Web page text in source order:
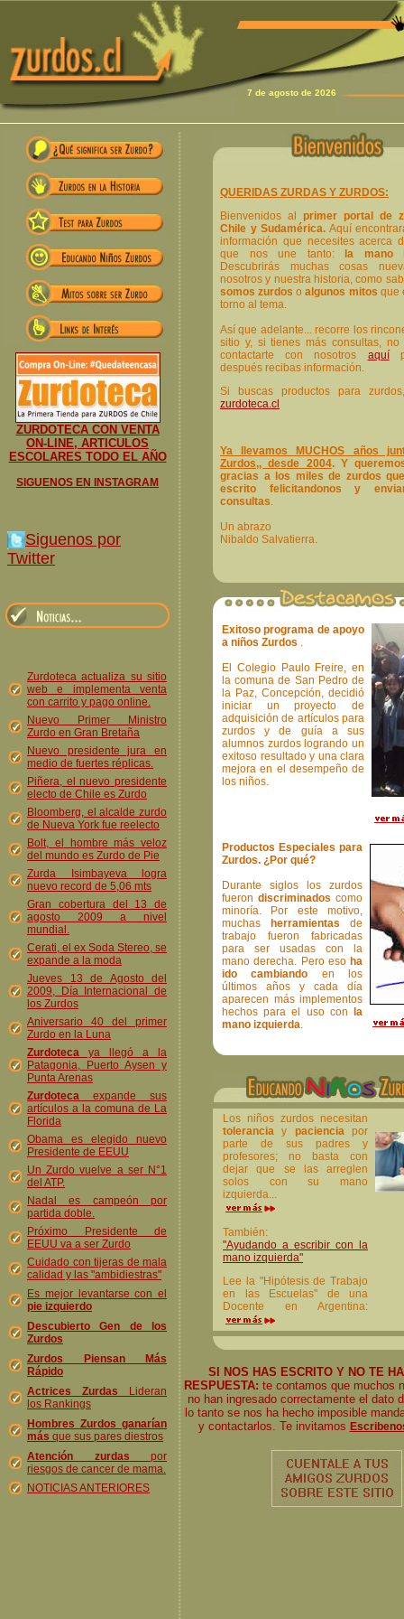
7 de agosto de 2026
ZURDOTECA CON VENTA
ON-LINE, ARTICULOS
ESCOLARES TODO EL AÑO
SIGUENOS EN INSTAGRAM
Siguenos por
Twitter
Zurdoteca actualiza su sitio
web e implementa venta
con carrito y pago online.
Nuevo Primer Ministro
Zurdo en Gran Bretaña
Nuevo presidente jura en
medio de fuertes réplicas.
Piñera, el nuevo presidente
electo de Chile es Zurdo
Bloomberg, el alcalde zurdo
de Nueva York fue reelecto
Bolt, el hombre más veloz
del mundo es Zurdo de Pie
Zurda Isimbayeva logra
nuevo record de 5,06 mts
Gran cobertura del 13 de
agosto 2009 a nivel
mundial.
Cerati, el ex Soda Stereo, se
expande a la moda
Jueves 13 de Agosto del
2009, Día Internacional de
los Zurdos
Aniversario 40 del primer
Zurdo en la Luna
Zurdoteca ya llegó a la
Patagonia, Puerto Aysen y
Punta Arenas
Zurdoteca expande sus
artículos a la comuna de La
Florida
Obama es elegido nuevo
Presidente de EEUU
Un Zurdo vuelve a ser N°1
del ATP.
Nadal es campeón por
partida doble.
Próximo Presidente de
EEUU va a ser Zurdo
Cuidado con tijeras de mala
calidad y las "ambidiestras"
Es mejor levantarse con el
pie izquierdo
Descubierto Gen de los
Zurdos
Zurdos Piensan Más
Rápido
Actrices Zurdas
Lideran
los Rankings
Hombres Zurdos ganarían
más que sus pares diestros
Atención zurdas por
riesgos de cancer de mama.
NOTICIAS ANTERIORES
QUERIDAS ZURDAS Y ZURDOS:
Bienvenidos al primer portal de
Chile y Sudamérica. Aquí
información que necesites acerca
que nos une tanto:
la mano
Descubrirás muchas cosas
nosotros y nuestra historia, como
somos zurdos oalgunos mitos que
torno al tema.
Así que adelante... recorre los
sitio y, si tienes más consultas, no
contactarte con nosotros aquí
después recibas información.
Si buscas productos para
zurdoteca.cl
Ya llevamos MUCHOS años
Zurdos,, desde 2004. Y
gracias a los miles de zurdos
escrito felicitandonos y
consultas.
Un abrazo
Nibaldo Salvatierra.
Exitoso programa de apoyo
a niños Zurdos .
El Colegio Paulo Freire, en
la comuna de San Pedro de
la Paz, Concepción, decidió
iniciar un proyecto de
adquisición de artículos para
zurdos y de guía a sus
alumnos zurdos logrando un
exitoso resultado y una clara
mejora en el desempeño de
los niños.
Productos Especiales para
Zurdos. ¿Por qué?
Durante siglos los zurdos
fueron discriminados como
minoría. Por este motivo,
muchas
herramientas de
trabajo fueron fabricadas
para ser usadas con la
mano derecha. Pero eso ha
ido cambiando en los
últimos años y cada día
aparecen más implementos
hechos para el uso con
la
mano izquierda.
Los niños zurdos necesitan
tolerancia y pacienciapor
parte de sus padres y
profesores; no basta con
dejar que se las arreglen
solos con su mano
izquierda...
También:
"Ayudando a escribir con la
mano izquierda"
Lee la "Hipótesis de Trabajo
en las Escuelas" de una
Docente en Argentina:
SI NOS HAS ESCRITO Y NO TE
RESPUESTA: te contamos que muchos
no han ingresado correctamente el dato
lo tanto se nos ha hecho imposible
y contactarlos. Te invitamos